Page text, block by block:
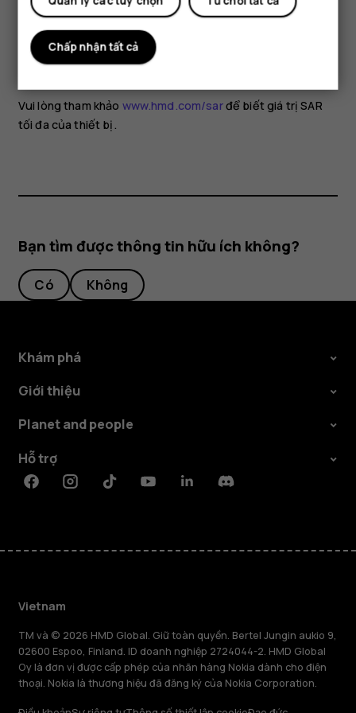
để giữ thiết bị cách xa đầu và cơ thể. Để biết thêm thông
tin và giải thích cũng như thảo luận về tiếp xúc RF, hãy truy
cập vào trang web của WHO tại
Vui lòng tham khảo www.hmd.com/sarđể biết giá trị SAR
tối đa của thiết bị.
Bạn tìm được thông tin hữu ích không?
Có Không
Khám phá
Giới thiệu
Planet and people
Hỗ trợ
FacebookInstagramTiktokYoutubeLinkedinDiscord
Vietnam
TM và © 2026 HMD Global. Giữ toàn quyền. Bertel Jungin aukio 9,
02600 Espoo, Finland. ID doanh nghiệp 2724044-2. HMD Global
Oy là đơn vị được cấp phép của nhãn hàng Nokia dành cho điện
thoại. Nokia là thương hiệu đã đăng ký của Nokia Corporation.
Chấp nhận tất cả